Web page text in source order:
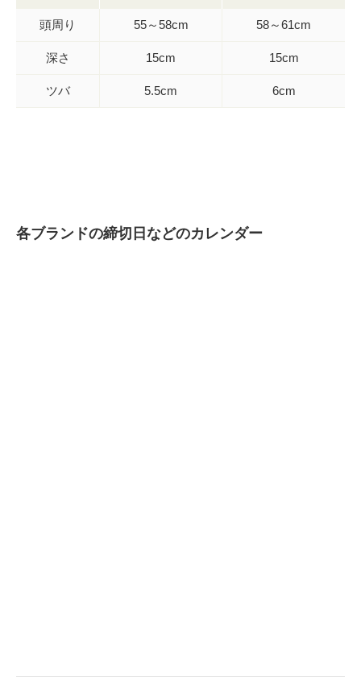
頭周り 55～58cm 58～61cm
深さ 15cm 15cm
ツバ 5.5cm 6cm
各ブランドの締切日などのカレンダー